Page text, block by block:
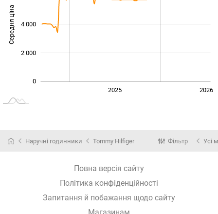
Середня ціна 1 000
0
2 000
4 000
2025 2026
Наручні годинники Tommy Hilfiger Фільтр Усі
Повна версія сайту
Політика конфіденційності
Запитання й побажання щодо сайту